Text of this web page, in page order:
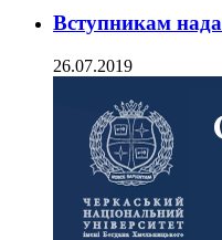
Вступникам
26.07.2019